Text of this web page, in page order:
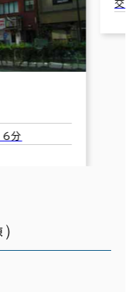
6分
交
）